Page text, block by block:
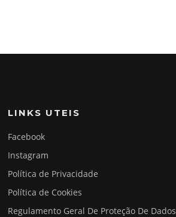
LINKS UTEIS
Facebook
Instagram
Política de Privacidade
Política de Cookies
Regulamento Geral De Proteção De Dados